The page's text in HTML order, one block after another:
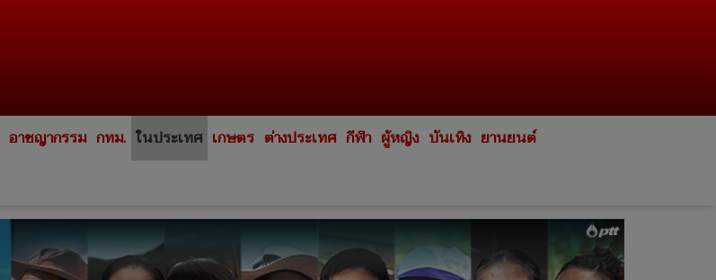
อาชญากรรม กทม. ในประเทศ เกษตร ต่างประเทศ กีฬา ผู้หญิง บันเทิง ยานยนต์